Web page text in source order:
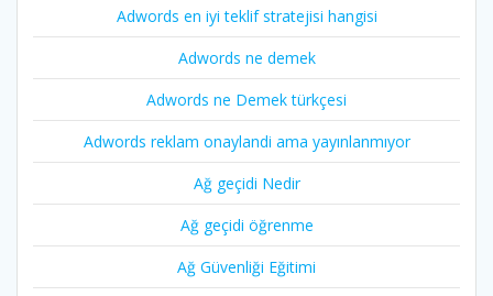
Adwords en iyi teklif stratejisi hangisi
Adwords ne demek
Adwords ne Demek türkçesi
Adwords reklam onaylandi ama yayınlanmıyor
Ağ geçidi Nedir
Ağ geçidi öğrenme
Ağ Güvenliği Eğitimi